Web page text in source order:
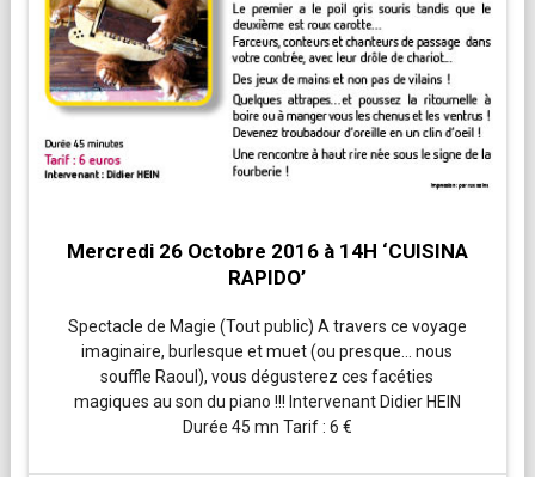
Mercredi 26 Octobre 2016 à 14H ‘CUISINA
RAPIDO’
Spectacle de Magie (Tout public) A travers ce voyage
imaginaire, burlesque et muet (ou presque… nous
souffle Raoul), vous dégusterez ces facéties
magiques au son du piano !!! Intervenant Didier HEIN
Durée 45 mn Tarif : 6 €